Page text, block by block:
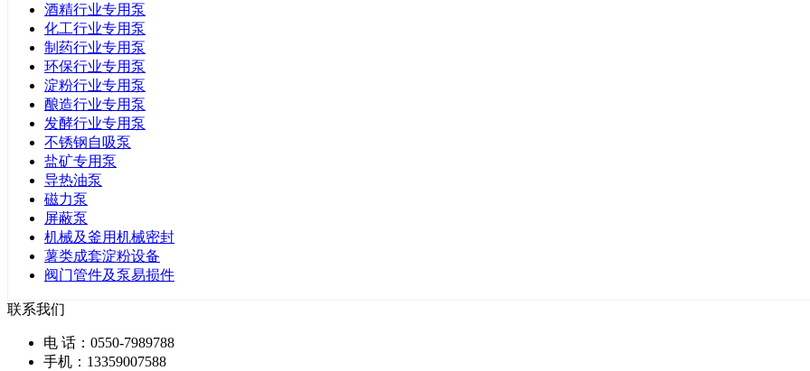
酒精行业专用泵
化工行业专用泵
制药行业专用泵
环保行业专用泵
淀粉行业专用泵
酿造行业专用泵
发酵行业专用泵
不锈钢自吸泵
盐矿专用泵
导热油泵
磁力泵
屏蔽泵
机械及釜用机械密封
薯类成套淀粉设备
阀门管件及泵易损件
联系我们
电 话：0550-7989788
手机：13359007588